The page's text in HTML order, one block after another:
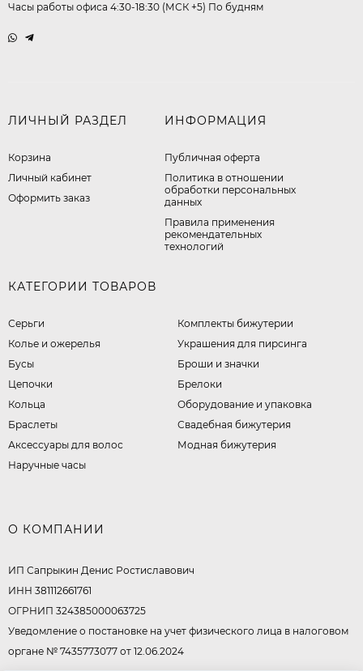
Часы работы офиса 4:30-18:30 (МСК +5) По будням
ЛИЧНЫЙ РАЗДЕЛ
Корзина
Личный кабинет
Оформить заказ
ИНФОРМАЦИЯ
Публичная оферта
​Политика в отношении
обработки персональных
данных
Правила применения
рекомендательных
технологий
КАТЕГОРИИ ТОВАРОВ
Серьги
Колье и ожерелья
Бусы
Цепочки
Кольца
Браслеты
Аксессуары для волос
Наручные часы
Комплекты бижутерии
Украшения для пирсинга
Броши и значки
Брелоки
Оборудование и упаковка
Свадебная бижутерия
Модная бижутерия
О КОМПАНИИ
ИП Сапрыкин Денис Ростиславович
ИНН 381112661761
ОГРНИП 324385000063725
Уведомление о постановке на учет физического лица в налоговом
органе № 7435773077 от 12.06.2024